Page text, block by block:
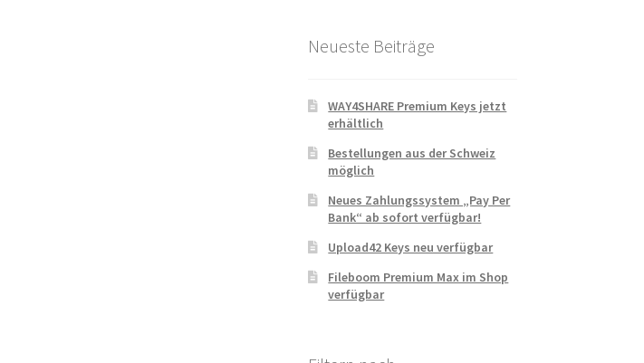
Neueste Beiträge
WAY4SHARE Premium Keys jetzt
erhältlich
Bestellungen aus der Schweiz
möglich
Neues Zahlungssystem „Pay Per
Bank“ ab sofort verfügbar!
Upload42 Keys neu verfügbar
Fileboom Premium Max im Shop
verfügbar